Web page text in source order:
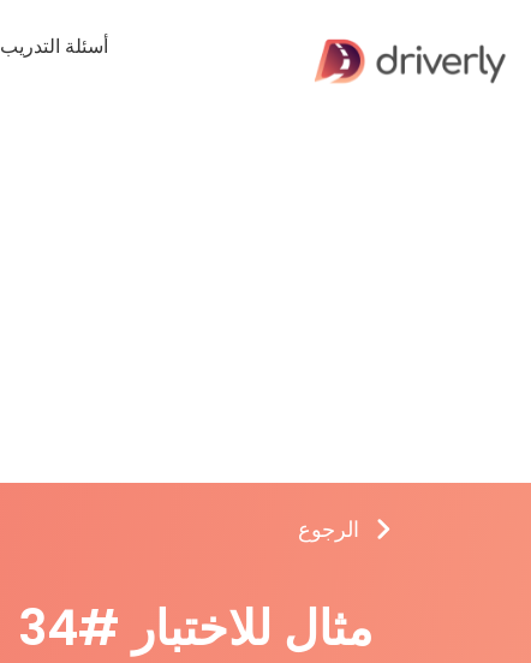
أسئلة التدريب
الرجوع
مثال للاختبار #34